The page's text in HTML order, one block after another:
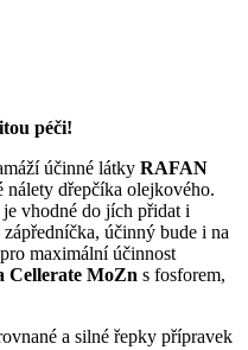
péči!
účinné látky RAFAN
nálety dřepčíka olejkového.
je vhodné do jích přidat i
zápředníčka, účinný bude i na
maximální účinnost
Cellerate MoZn s fosforem,
a silné řepky přípravek